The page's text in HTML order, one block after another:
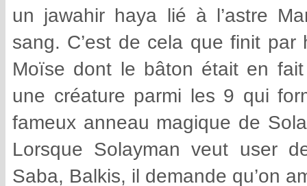
un jawahir haya lié à l’astre
sang. C’est de cela que finit
Moïse dont le bâton était en
une créature parmi les 9 qui
fameux anneau magique de
Lorsque Solayman veut user
Saba, Balkis, il demande qu’on